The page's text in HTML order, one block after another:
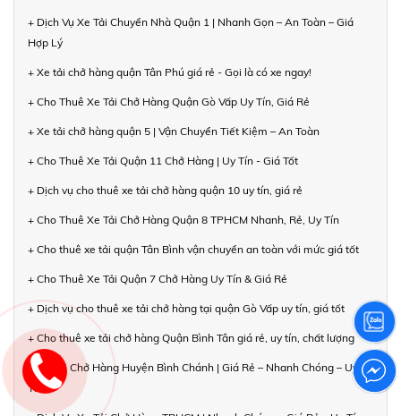
+ Dịch Vụ Xe Tải Chuyển Nhà Quận 1 | Nhanh Gọn – An Toàn – Giá
Hợp Lý
+ Xe tải chở hàng quận Tân Phú giá rẻ - Gọi là có xe ngay!
+ Cho Thuê Xe Tải Chở Hàng Quận Gò Vấp Uy Tín, Giá Rẻ
+ Xe tải chở hàng quận 5 | Vận Chuyển Tiết Kiệm – An Toàn
+ Cho Thuê Xe Tải Quận 11 Chở Hàng | Uy Tín - Giá Tốt
+ Dịch vụ cho thuê xe tải chở hàng quận 10 uy tín, giá rẻ
+ Cho Thuê Xe Tải Chở Hàng Quận 8 TPHCM Nhanh, Rẻ, Uy Tín
+ Cho thuê xe tải quận Tân Bình vận chuyển an toàn với mức giá tốt
+ Cho Thuê Xe Tải Quận 7 Chở Hàng Uy Tín & Giá Rẻ
+ Dịch vụ cho thuê xe tải chở hàng tại quận Gò Vấp uy tín, giá tốt
+ Cho thuê xe tải chở hàng Quận Bình Tân giá rẻ, uy tín, chất lượng
+ Xe Tải Chở Hàng Huyện Bình Chánh | Giá Rẻ – Nhanh Chóng – Uy
Tín